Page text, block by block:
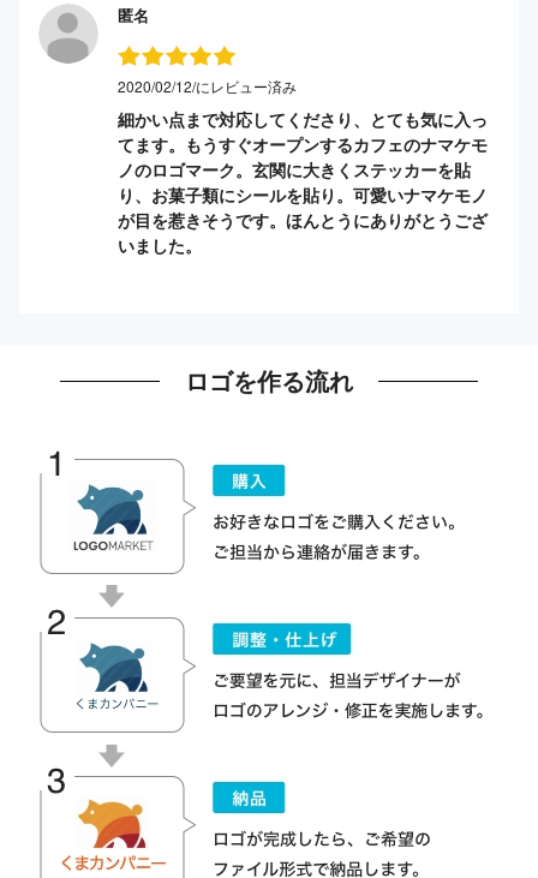
匿名
2020/02/12/にレビュー済み
細かい点まで対応してくださり、とても気に入っ
てます。もうすぐオープンするカフェのナマケモ
ノのロゴマーク。玄関に大きくステッカーを貼
り、お菓子類にシールを貼り。可愛いナマケモノ
が目を惹きそうです。ほんとうにありがとうござ
いました。
ロゴを作る流れ